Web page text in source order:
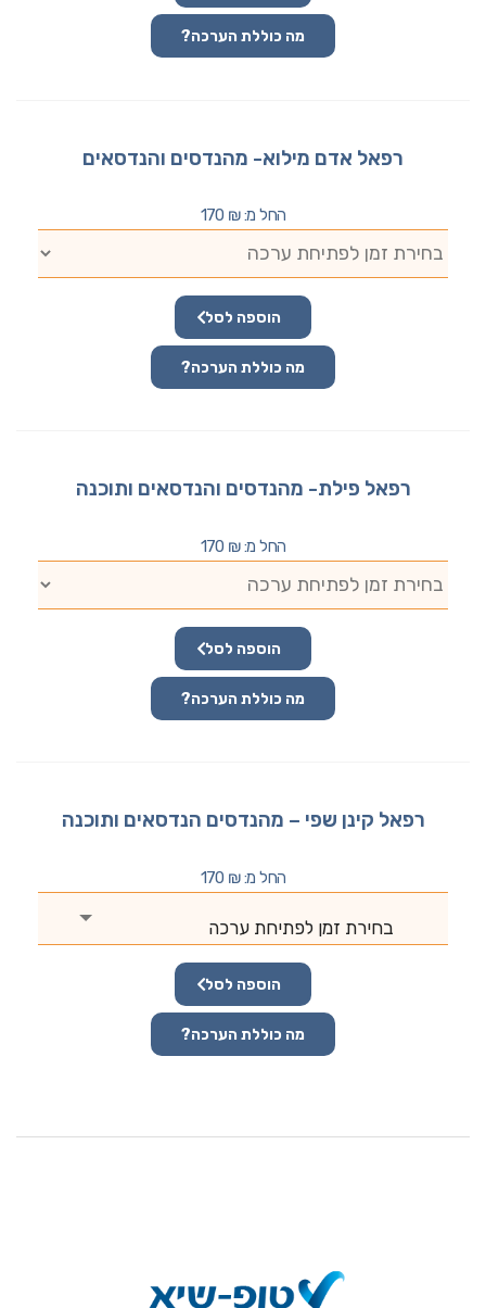
מה כוללת הערכה?
רפאל אדם מילוא- מהנדסים והנדסאים
החל מ: 170 ₪
הוספה לסל
מה כוללת הערכה?
רפאל פילת- מהנדסים והנדסאים ותוכנה
החל מ: 170 ₪
הוספה לסל
מה כוללת הערכה?
רפאל קינן שפי – מהנדסים הנדסאים ותוכנה
החל מ: 170 ₪
בחירת זמן לפתיחת ערכה
הוספה לסל
מה כוללת הערכה?